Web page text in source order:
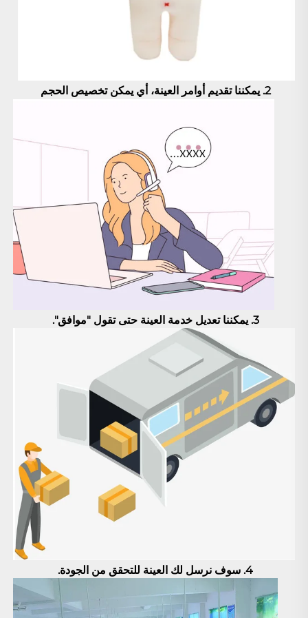
2. يمكننا تقديم أوامر العينة، أي يمكن تخصيص الحجم
3. يمكننا تعديل خدمة العينة حتى تقول "موافق".
4. سوف نرسل لك العينة للتحقق من الجودة.